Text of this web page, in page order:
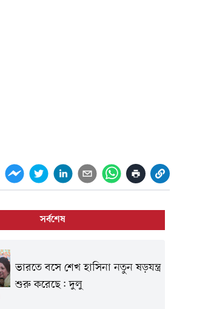
সর্বশেষ
ভারতে বসে শেখ হাসিনা নতুন ষড়যন্ত্র
শুরু করেছে: দুলু